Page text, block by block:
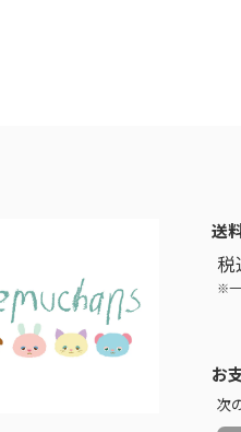
送
税
※一
お
次